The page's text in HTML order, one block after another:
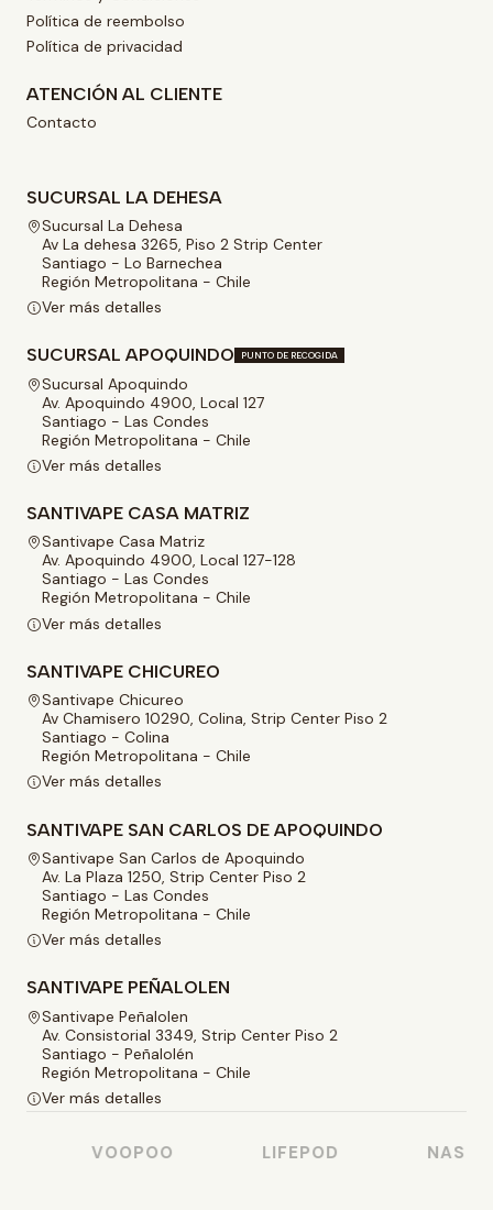
Política de reembolso
Política de privacidad
ATENCIÓN AL CLIENTE
Contacto
SUCURSAL LA DEHESA
Sucursal La Dehesa
Av La dehesa 3265, Piso 2 Strip Center
Santiago - Lo Barnechea
Región Metropolitana - Chile
Ver más detalles
SUCURSAL APOQUINDO PUNTO DE RECOGIDA
Sucursal Apoquindo
Av. Apoquindo 4900, Local 127
Santiago - Las Condes
Región Metropolitana - Chile
Ver más detalles
SANTIVAPE CASA MATRIZ
Santivape Casa Matriz
Av. Apoquindo 4900, Local 127-128
Santiago - Las Condes
Región Metropolitana - Chile
Ver más detalles
SANTIVAPE CHICUREO
Santivape Chicureo
Av Chamisero 10290, Colina, Strip Center Piso 2
Santiago - Colina
Región Metropolitana - Chile
Ver más detalles
SANTIVAPE SAN CARLOS DE APOQUINDO
Santivape San Carlos de Apoquindo
Av. La Plaza 1250, Strip Center Piso 2
Santiago - Las Condes
Región Metropolitana - Chile
Ver más detalles
SANTIVAPE PEÑALOLEN
Santivape Peñalolen
Av. Consistorial 3349, Strip Center Piso 2
Santiago - Peñalolén
Región Metropolitana - Chile
Ver más detalles
VOOPOO LIFEPOD NASTY